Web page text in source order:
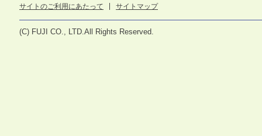
サイトのご利用にあたって
サイトマップ
(C) FUJI CO., LTD.All Rights Reserved.